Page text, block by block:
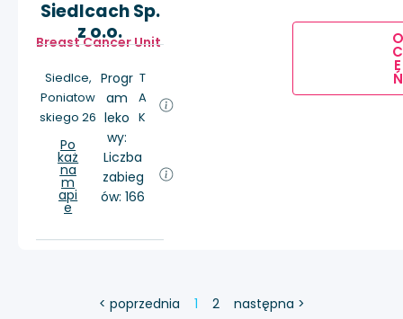
Siedlcach Sp.
z o.o.
Breast Cancer Unit
Siedlce,
Poniatow
skiego 26
Po
każ
na
m
api
e
Progr
am
leko
wy:
T
A
K
Liczba
zabieg
ów: 166
O
C
E
Ń
< poprzednia 1 2 następna >